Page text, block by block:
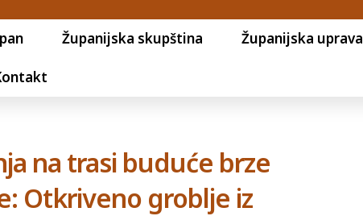
Županijska skupština Županijska uprava
na trasi buduće brze
Otkriveno groblje iz